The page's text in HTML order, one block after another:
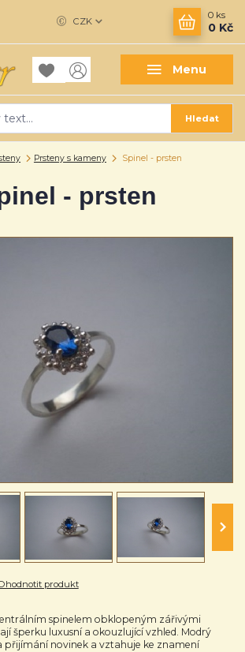
Menu
CZK
Hledat
0 ks
0 Kč
Prsteny s kameny Spinel - prsten
- prsten
produkt
spinelem obklopeným zářivými
šperku luxusní a okouzlující vzhled. Modrý
přijímání novinek a vztahuje ke znamení